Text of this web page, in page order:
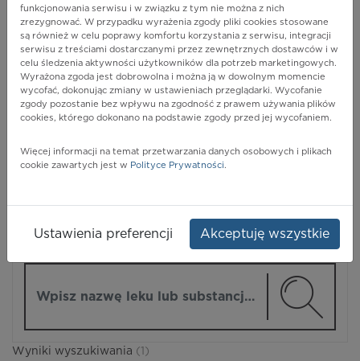
POKAŻ FILTRY
Pharmindex
Wyniki wyszukiwania (1)
funkcjonowania serwisu i w związku z tym nie można z nich
zrezygnować. W przypadku wyrażenia zgody pliki cookies stosowane
są również w celu poprawy komfortu korzystania z serwisu, integracji
serwisu z treściami dostarczanymi przez zewnętrznych dostawców i w
celu śledzenia aktywności użytkowników dla potrzeb marketingowych.
Wyrażona zgoda jest dobrowolna i można ją w dowolnym momencie
wycofać, dokonując zmiany w ustawieniach przeglądarki. Wycofanie
zgody pozostanie bez wpływu na zgodność z prawem używania plików
cookies, którego dokonano na podstawie zgody przed jej wycofaniem.
Więcej informacji na temat przetwarzania danych osobowych i plikach
cookie zawartych jest w Polityce Prywatności.
Ustawienia preferencji Akceptuję wszystkie